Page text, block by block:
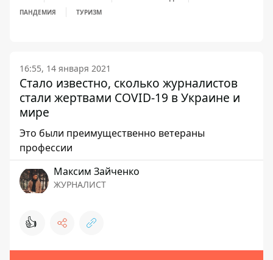
ПАНДЕМИЯ
ТУРИЗМ
16:55, 14 января 2021
Стало известно, сколько журналистов
стали жертвами COVID-19 в Украине и
мире
Это были преимущественно ветераны
профессии
Максим Зайченко
ЖУРНАЛИСТ
👍